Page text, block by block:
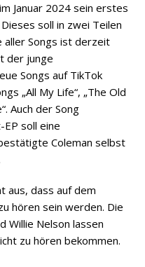
Januar 2024 sein erstes
soll in zwei Teilen
aller Songs ist derzeit
der junge
Songs auf TikTok
„All My Life“, „The Old
Auch der Song
EP soll eine
Coleman selbst
aus, dass auf dem
hören sein werden. Die
Willie Nelson lassen
zu hören bekommen.